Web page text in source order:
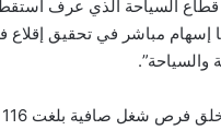
أزيد من 105 مليار درهم، كان لها إسهام مباشر في